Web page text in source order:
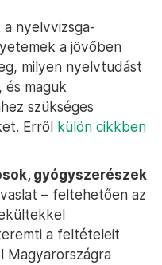
a nyelvvizsga-
a jövőben
milyen nyelvtudást
maguk
szükséges
Erről külön cikkben
gyógyszerészek
– feltehetően az
a feltételeit
Magyarországra